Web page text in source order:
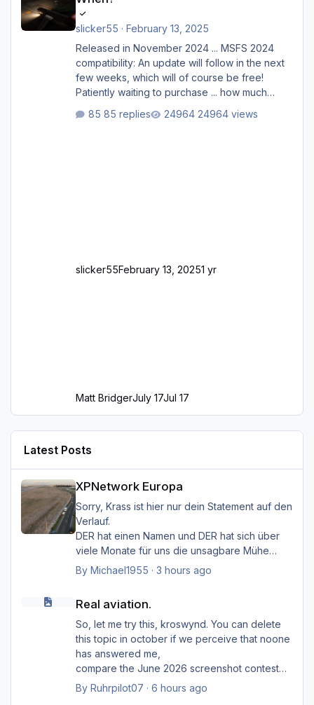
slicker55 · February 13, 2025
Released in November 2024 ... MSFS 2024
compatibility: An update will follow in the next
few weeks, which will of course be free!
Patiently waiting to purchase ... how much
85 replies 24964 views
slicker55February 13, 20251 yr
Matt BridgerJuly 17Jul 17
Latest Posts
XPNetwork Europa
Sorry, Krass ist hier nur dein Statement auf den
Verlauf.
DER hat einen Namen und DER hat sich über
viele Monate für uns die unsagbare Mühe
gemacht, den Simulator
mit seinem "HMK_Network" lebendiger zu
Das "Zeug", wie du es bezeichnest, ist sein
Baby, was er uns zur Verfügung gestellt hat.
Du unterstellst hier Dinge, die in keinster
Weise von Außenstehenden belegbar sind.
Warum das ZEUG nun offline ist, kann dir nur
der Entwickler beantworten.
By Michael1955 · 3 hours ago
Real aviation.
So, let me try this, kroswynd. You can delete
this topic in october if we perceive that noone
has answered me,
compare the June 2026 screenshot contest
(with so far only ... two participants?). Probably
I should say that I am an opponent (or even an
By Ruhrpilot07 · 6 hours ago